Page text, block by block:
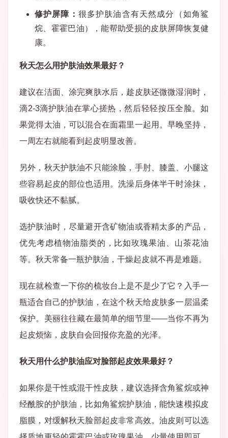
修护屏障： 很多护肤油含有天然成分（如角鲨
烷、霍霍巴油），能帮助受损的皮肤屏障恢复健
康。
秋天怎么用护肤油效果最好？
建议在洁面、涂完爽肤水后，趁皮肤还微微湿润时，
滴2-3滴护肤油在掌心搓热，然后轻轻按压全脸。如
果觉得太油，可以混合在面霜里一起用。早晚坚持，
一周左右就能看到起皮明显改善。
另外，秋天护肤油不只能涂脸，手肘、膝盖、小腿这
些容易起皮的部位也适用。洗澡后身体半干时涂抹，
吸收快还不黏腻。
选护肤油时，尽量避开含矿物油或香精太多的产品，
优先考虑植物油脂类的，比如玫瑰果油、山茶花油
等。秋天常备一瓶护肤油，干燥起皮就不再是难题。
现在就检查一下你的梳妆台上是不是少了它？入手一
瓶适合自己的护肤油，在这个秋天给皮肤多一层温柔
保护。美丽往往藏在最简单的细节里——当你不再为
起皮烦恼，皮肤自会回报你充盈的光泽。
秋天用什么护肤油应对脸部起皮效果最好？
如果你是干性或混干性皮肤，建议选择含角鲨烷或神
经酰胺的护肤油，比如角鲨烷护肤油，能快速模拟皮
脂膜，对缓解秋天脸部起皮非常高效。油皮则可以选